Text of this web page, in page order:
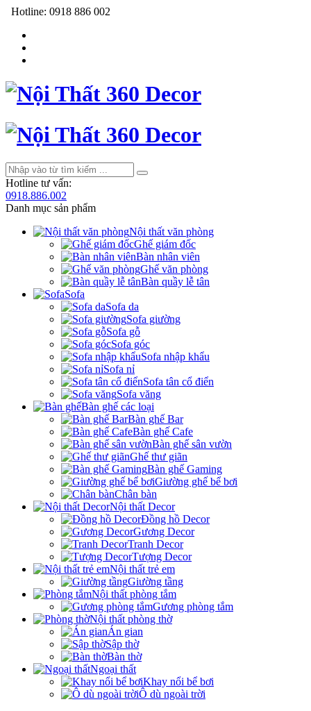
Hotline: 0918 886 002
Hotline tư vấn:
0918.886.002
Danh mục sản phẩm
Nội thất văn phòng
Ghế giám đốc
Bàn nhân viên
Ghế văn phòng
Bàn quầy lễ tân
Sofa
Sofa da
Sofa giường
Sofa gỗ
Sofa góc
Sofa nhập khẩu
Sofa nỉ
Sofa tân cổ điển
Sofa văng
Bàn ghế các loại
Bàn ghế Bar
Bàn ghế Cafe
Bàn ghế sân vườn
Ghế thư giãn
Bàn ghế Gaming
Giường ghế bể bơi
Chân bàn
Nội thất Decor
Đồng hồ Decor
Gương Decor
Tranh Decor
Tượng Decor
Nội thất trẻ em
Giường tầng
Nội thất phòng tắm
Gương phòng tắm
Nội thất phòng thờ
Án gian
Sập thờ
Bàn thờ
Ngoại thất
Khay nổi bể bơi
Ô dù ngoài trời